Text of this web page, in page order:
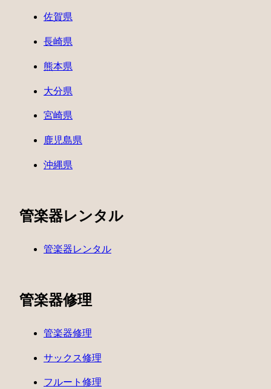
佐賀県
長崎県
熊本県
大分県
宮崎県
鹿児島県
沖縄県
管楽器レンタル
管楽器レンタル
管楽器修理
管楽器修理
サックス修理
フルート修理